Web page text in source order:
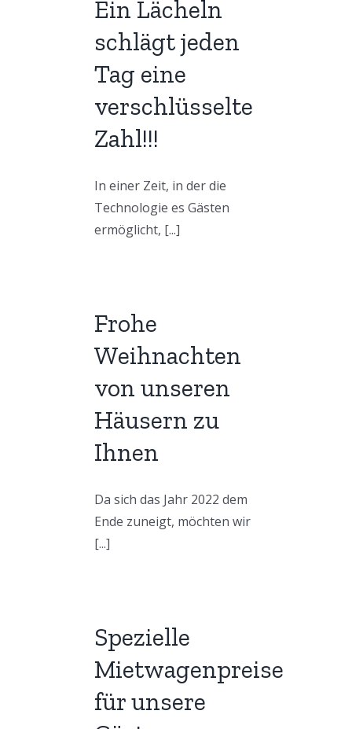
Ein Lächeln
schlägt jeden
Tag eine
verschlüsselte
Zahl!!!
In einer Zeit, in der die
Technologie es Gästen
ermöglicht, [...]
Frohe
Weihnachten
von unseren
Häusern zu
Ihnen
Da sich das Jahr 2022 dem
Ende zuneigt, möchten wir
[...]
Spezielle
Mietwagenpreise
für unsere